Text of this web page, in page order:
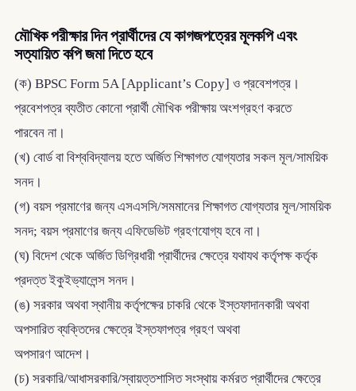
মৌখিক পরীক্ষার দিন প্রার্থীদের যে কাগজপত্রের মূলকপি এবং
সত্যায়িত কপি জমা দিতে হবে
(ক) BPSC Form 5A [Applicant’s Copy] ও প্রবেশপত্র।
প্রবেশপত্র ব্যতীত কোনো প্রার্থী মৌখিক পরীক্ষায় অংশগ্রহণ করতে
পারবেন না।
(খ) বোর্ড বা বিশ্ববিদ্যালয় হতে অর্জিত শিক্ষাগত যোগ্যতার সকল মূল/সাময়িক
সনদ।
(গ) বয়স প্রমাণের জন্য এসএসসি/সমমানের শিক্ষাগত যোগ্যতার মূল/সাময়িক
সনদ; বয়স প্রমাণের জন্য এফিডেভিট গ্রহণযোগ্য হবে না।
(ঘ) বিদেশ থেকে অর্জিত ডিগ্রিধারী প্রার্থীদের ক্ষেত্রে যথাযথ কর্তৃপক্ষ কর্তৃক
প্রদত্ত ইকুইভ্যালেন্স সনদ।
(ঙ) সরকার অথবা স্থানীয় কর্তৃপক্ষের চাকরি থেকে ইস্তফাদানকারী অথবা
অপসারিত ব্যক্তিদের ক্ষেত্রে ইস্তফাপত্র গ্রহণ অথবা
অপসারণ আদেশ।
(চ) সরকারি/আধাসরকারি/স্বায়ত্তশাসিত সংস্থায় কর্মরত প্রার্থীদের ক্ষেত্রে